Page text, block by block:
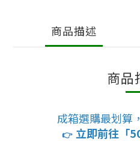
商品描述
商品
成箱選購最划算
👉 立即前往「